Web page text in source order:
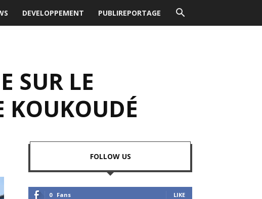
DEVELOPPEMENT PUBLIREPORTAGE
SUR LE
KOUKOUDÉ
FOLLOW US
0 Fans LIKE